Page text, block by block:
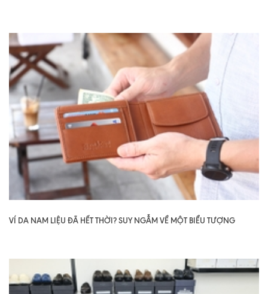
VÍ DA NAM LIỆU ĐÃ HẾT THỜI? SUY NGẪM VỀ MỘT BIỂU TƯỢNG